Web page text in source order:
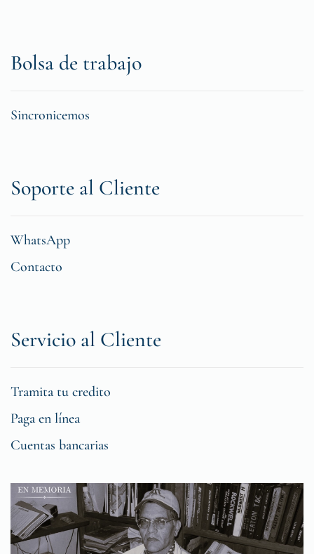
Bolsa de trabajo
Sincronicemos
Soporte al Cliente
WhatsApp
Contacto
Servicio al Cliente
Tramita tu credito
Paga en línea
Cuentas bancarias